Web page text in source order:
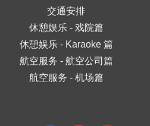
交通安排
休憩娱乐 - 戏院篇
休憩娱乐 - Karaoke 篇
航空服务 - 航空公司篇
航空服务 - 机场篇